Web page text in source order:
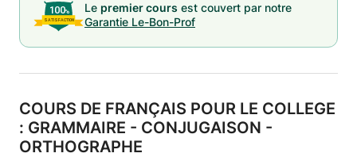
Le premier cours est couvert par notre
Garantie Le-Bon-Prof
COURS DE FRANÇAIS POUR LE COLLEGE
: GRAMMAIRE - CONJUGAISON -
ORTHOGRAPHE